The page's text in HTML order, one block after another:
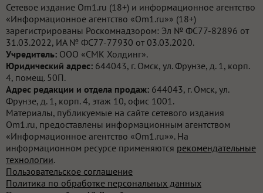
Сетевое издание Om1.ru (18+) и информационное агентство
«Информационное агентство «Om1.ru»» (18+)
зарегистрированы Роскомнадзором: Эл № ФС77-82896 от
31.03.2022, ИА № ФС77-77930 от 03.03.2020.
Учредитель: ООО «СМК Холдинг».
Юридический адрес: 644043, г. Омск, ул. Фрунзе, д. 1, корп.
4, помещ. 50П.
Адрес редакции и отдела продаж: 644043, г. Омск, ул.
Фрунзе, д. 1, корп. 4, этаж 10, офис 1001.
Материалы, публикуемые на сайте сетевого издания
Om1.ru, предоставлены информационным агентством
«Информационное агентство «Om1.ru»». На
информационном ресурсе применяются рекомендательные
технологии.
Пользовательское соглашение
Политика по обработке персональных данных